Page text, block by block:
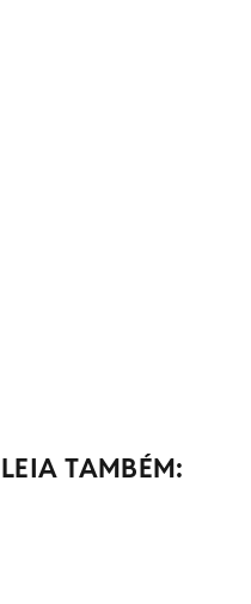
LEIA TAMBÉM: